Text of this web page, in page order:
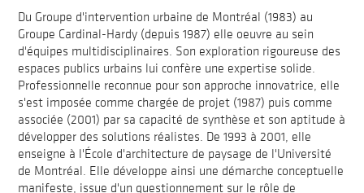
Du Groupe d'intervention urbaine de Montréal (1983) au
Groupe Cardinal-Hardy (depuis 1987) elle oeuvre au sein
d'équipes multidisciplinaires. Son exploration rigoureuse des
espaces publics urbains lui confère une expertise solide.
Professionnelle reconnue pour son approche innovatrice, elle
s'est imposée comme chargée de projet (1987) puis comme
associée (2001) par sa capacité de synthèse et son aptitude à
développer des solutions réalistes. De 1993 à 2001, elle
enseigne à l'École d'architecture de paysage de l'Université
de Montréal. Elle développe ainsi une démarche conceptuelle
manifeste, issue d'un questionnement sur le rôle de